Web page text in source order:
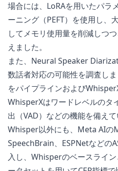
場合には、LoRAを用いたパラ
ーニング（PEFT）を使用し、
してメモリ使用量を削減しつ
えました。
また、Neural Speaker
数話者対応の可能性を調査し
をパイプラインおよび
WhisperXはワードレベルのタ
出（VAD）などの機能を備えて
Whisper以外にも、Meta AIの
SpeechBrain、ESPNetなどの
入し、Whisperのベースライ